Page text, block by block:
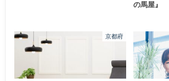
の馬屋』
京都府